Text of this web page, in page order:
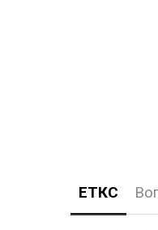
ЕТКС